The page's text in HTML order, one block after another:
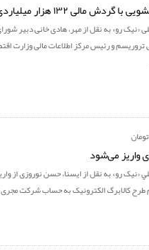
«نيک رو» به نقل از مهر، هادی خانی دبیر
تروریسم و رئیس مرکز اطلاعات مالی وزارت
واریز می‌شود
طرح کالابرگ الکترونیک به حساب شرکت
دکتر اسدالله